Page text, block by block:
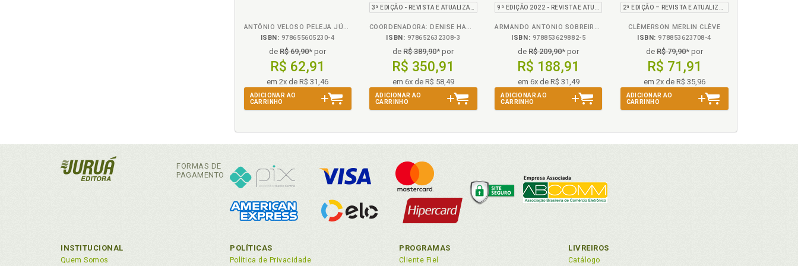
ANTÔNIO VELOSO PELEJA JÚNIOR
ISBN: 978655605230-4
de R$ 69,90* por
R$ 62,91
em 2x de R$ 31,46
ADICIONAR AO
CARRINHO
Candidatura, Prestação de
Contas e Inteligência
Artificial
3ª EDIÇÃO - REVISTA E ATUALIZADA
COORDENADORA: DENISE HAMMERSCHMIDT
ISBN: 978652632308-3
deR$ 389,90* por
R$ 350,91
em 6x de R$ 58,49
ADICIONAR AO
CARRINHO
9ª EDIÇÃO 2022 - REVISTA E ATUALIZADA
ARMANDO ANTONIO SOBREIRO NETO E RAMON MIGUEL PEREIRA SOBREIRO
ISBN: 978853629882-5
deR$ 209,90* por
R$ 188,91
em 6x de R$ 31,49
ADICIONAR AO
CARRINHO
2ª EDIÇÃO – REVISTA E ATUALIZADA
CLÈMERSON MERLIN CLÈVE
ISBN: 978853623708-4
deR$ 79,90* por
R$ 71,91
em 2x de R$ 35,96
ADICIONAR AO
CARRINHO
FORMAS DE
PAGAMENTO
INSTITUCIONAL
Quem Somos
POLÍTICAS
Política de Privacidade
PROGRAMAS
Cliente Fiel
LIVREIROS
Catálogo